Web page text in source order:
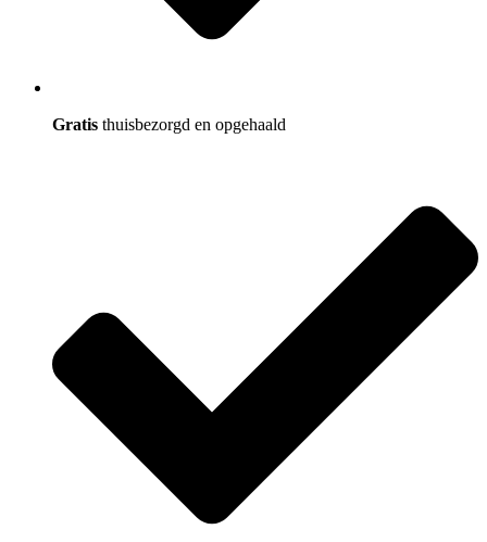
Gratis thuisbezorgd en opgehaald